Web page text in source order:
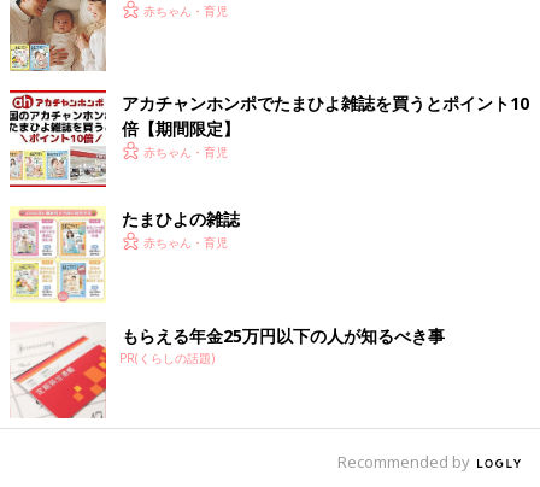
赤ちゃん・育児
アカチャンホンポでたまひよ雑誌を買うとポイント10
倍【期間限定】
赤ちゃん・育児
たまひよの雑誌
赤ちゃん・育児
もらえる年金25万円以下の人が知るべき事
PR(くらしの話題)
Recommended by